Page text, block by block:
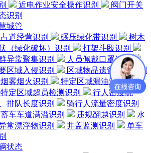
近电作业安全操作识别
阀门开关
识别
城管
占道经营识别
碾压绿化带识别
树木
（绿化破坏）识别
打架斗殴识别
异常聚集识别
人员佩戴口罩识别
区域入侵识别
区域物品遗留检测识别
烟雾烟火识别
特定区域漏油漏水检测
特定区域超员检测识别
行人密度统
排队长度识别
骑行人流量密度识别
蓄车车道满溢识别
违规翻越识别
水
常漂浮物识别
井盖监测识别
单车
状态